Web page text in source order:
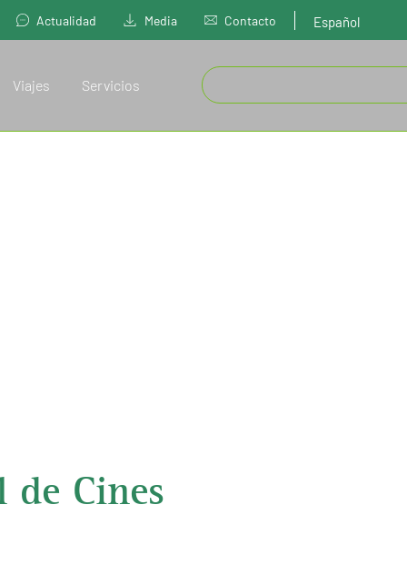
Actualidad Media Contacto Español
Viajes Servicios
de Cines